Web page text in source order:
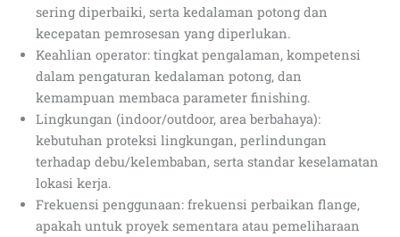
sering diperbaiki, serta kedalaman potong dan
kecepatan pemrosesan yang diperlukan.
Keahlian operator: tingkat pengalaman, kompetensi
dalam pengaturan kedalaman potong, dan
kemampuan membaca parameter finishing.
Lingkungan (indoor/outdoor, area berbahaya):
kebutuhan proteksi lingkungan, perlindungan
terhadap debu/kelembaban, serta standar keselamatan
lokasi kerja.
Frekuensi penggunaan: frekuensi perbaikan flange,
apakah untuk proyek sementara atau pemeliharaan